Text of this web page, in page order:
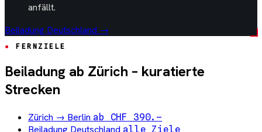
anfällt.
Beiladung Deutschland →
FERNZIELE
Beiladung ab Zürich – kuratierte
Strecken
Zürich → Berlin ab CHF 390.–
Beiladung Deutschland alle Ziele